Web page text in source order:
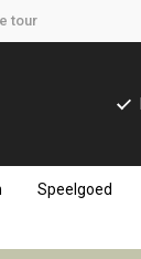
tour
Speelgoed